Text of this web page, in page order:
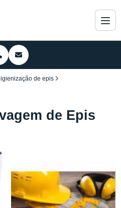
de epis
de Epis